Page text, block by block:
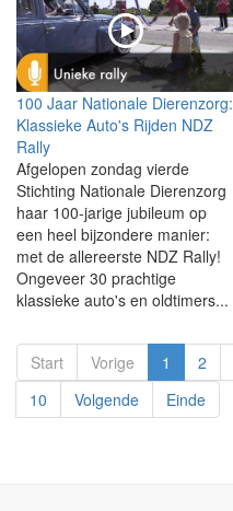
100 Jaar Nationale Dierenzorg:
Klassieke Auto's Rijden NDZ
Rally
Afgelopen zondag vierde
Stichting Nationale Dierenzorg
haar 100-jarige jubileum op
een heel bijzondere manier:
met de allereerste NDZ Rally!
Ongeveer 30 prachtige
klassieke auto's en oldtimers...
Start Vorige 1 2
10
Volgende Einde